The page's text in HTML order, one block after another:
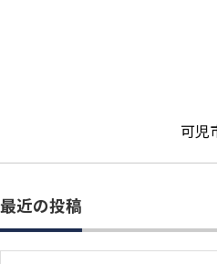
可児
最近の投稿